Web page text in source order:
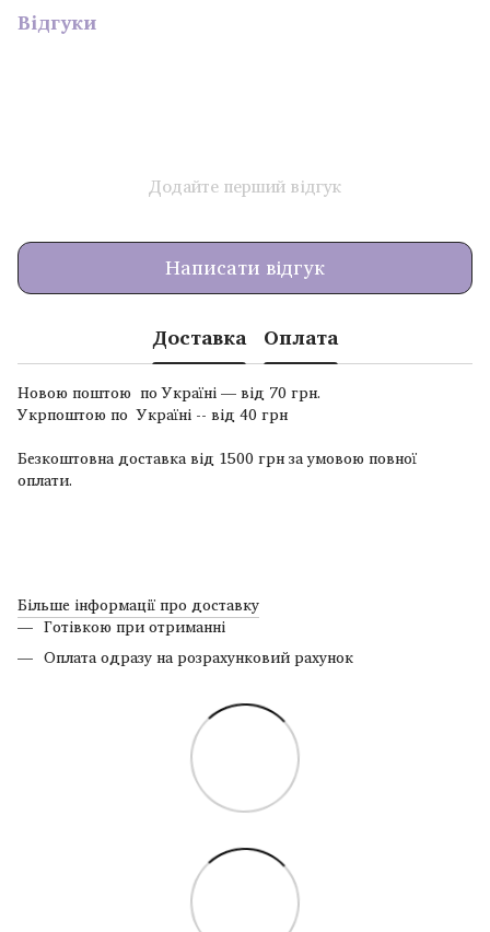
Відгуки
Додайте перший відгук
Написати відгук
Доставка Оплата
Новою поштою по Україні — від 70 грн.
Укрпоштою по Україні -- від 40 грн
Безкоштовна доставка від 1500 грн за умовою повної
оплати.
Більше інформації про доставку
Готівкою при отриманні
Оплата одразу на розрахунковий рахунок